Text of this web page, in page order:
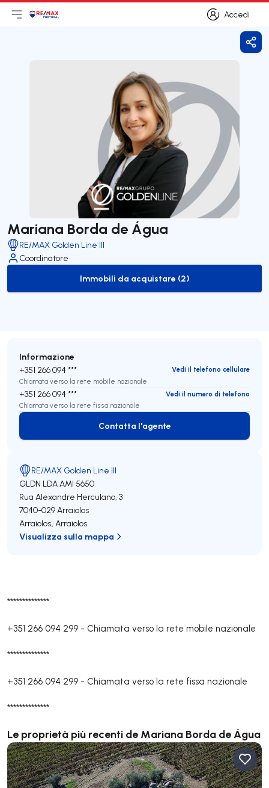
Accedi
Accedi
Apri il menu principale
LogoVai alla homepage
Mariana Borda de Água
RE/MAX Golden Line III
Coordinatore
to-buy-listing
Immobili da acquistare (2)
**************
+351 266 094 299 - Chiamata verso la rete mobile nazionale
**************
+351 266 094 299 - Chiamata verso la rete fissa nazionale
**************
Le proprietà più recenti de Mariana Borda de Água
Informazione
+351 266 094 ***
Vedi il telefono cellulare
Chiamata verso la rete mobile nazionale
+351 266 094 ***
Vedi il numero di telefono
Chiamata verso la rete fissa nazionale
Contatta l'agente
Contatta l'agente
RE/MAX Golden Line III
GLDN LDAAMI 5650
Rua Alexandre Herculano, 3
7040-029Arraiolos
Arraiolos, Arraiolos
Visualizza sulla mappa